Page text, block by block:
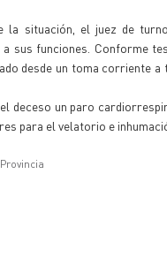
la situación, el juez de
sus funciones. Conforme
desde un toma corriente a
deceso un paro
para el velatorio e